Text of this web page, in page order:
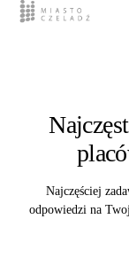
Najczęściej
odpowiedzi na